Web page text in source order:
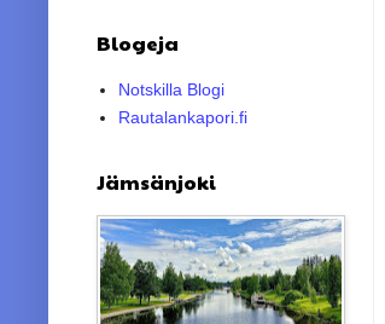
Blogeja
Notskilla Blogi
Rautalankapori.fi
Jämsänjoki